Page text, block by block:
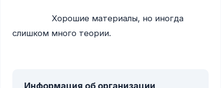
слишком много теории.
Информация об организации